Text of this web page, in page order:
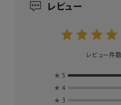
レビュー
レビュー件数
★ 5
★ 4
★ 3